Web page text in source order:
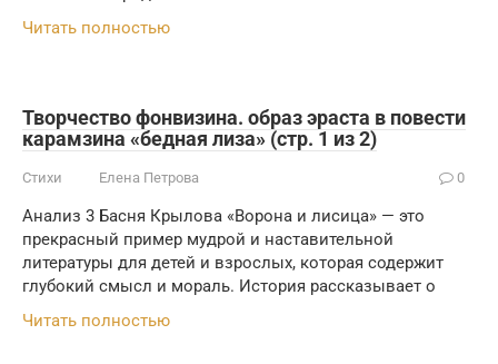
Читать полностью
Творчество фонвизина. образ эраста в повести
карамзина «бедная лиза» (стр. 1 из 2)
Стихи Елена Петрова 0
Анализ 3 Басня Крылова «Ворона и лисица» — это
прекрасный пример мудрой и наставительной
литературы для детей и взрослых, которая содержит
глубокий смысл и мораль. История рассказывает о
Читать полностью